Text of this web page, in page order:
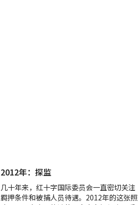
2012年：探监
几十年来，红十字国际委员会一直密切关注
羁押条件和被捕人员待遇。2012年的这张照